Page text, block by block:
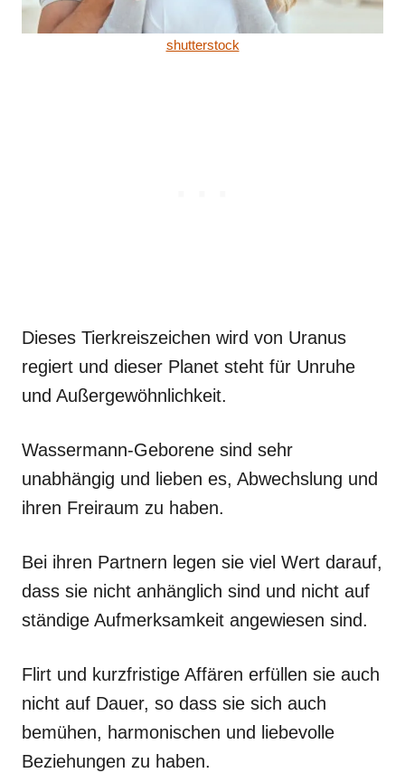
shutterstock
Dieses Tierkreiszeichen wird von Uranus
regiert und dieser Planet steht für Unruhe
und Außergewöhnlichkeit.
Wassermann-Geborene sind sehr
unabhängig und lieben es, Abwechslung und
ihren Freiraum zu haben.
Bei ihren Partnern legen sie viel Wert darauf,
dass sie nicht anhänglich sind und nicht auf
ständige Aufmerksamkeit angewiesen sind.
Flirt und kurzfristige Affären erfüllen sie auch
nicht auf Dauer, so dass sie sich auch
bemühen, harmonischen und liebevolle
Beziehungen zu haben.